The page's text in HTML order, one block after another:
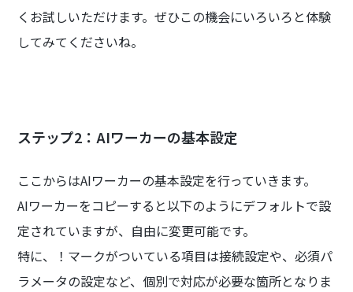
くお試しいただけます。ぜひこの機会にいろいろと体験
してみてくださいね。
ステップ2：AIワーカーの基本設定
ここからはAIワーカーの基本設定を行っていきます。
AIワーカーをコピーすると以下のようにデフォルトで設
定されていますが、自由に変更可能です。
特に、！マークがついている項目は接続設定や、必須パ
ラメータの設定など、個別で対応が必要な箇所となりま